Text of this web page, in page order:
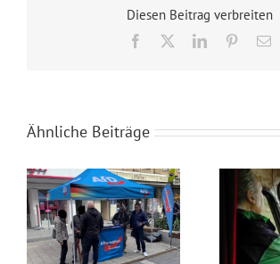
Diesen Beitrag verbreiten
Facebook LinkedInPinterest
E-
Ähnliche Beiträge